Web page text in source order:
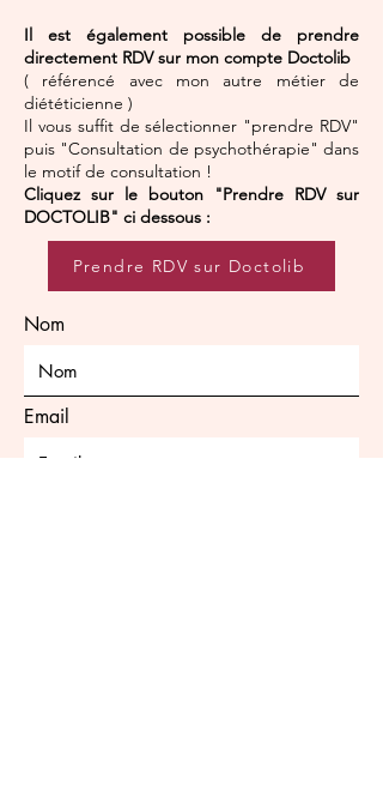
Il est également possible de prendre
directement RDV sur mon compte Doctolib
( référencé avec mon autre métier de
diététicienne )
Il vous suffit de sélectionner "prendre RDV"
puis "Consultation de psychothérapie" dans
le motif de consultation !
Cliquez sur le bouton "Prendre RDV sur
DOCTOLIB" ci dessous :
Prendre RDV sur Doctolib
Nom
Email